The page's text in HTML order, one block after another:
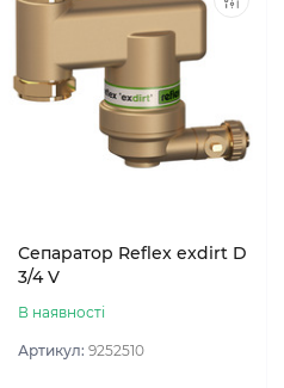
Сепаратор Reflex exdirt D
3/4 V
В наявності
Артикул: 9252510